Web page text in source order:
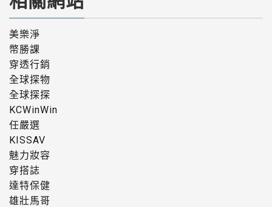
美樂淨
幣勝課
穿透行銷
全球探物
全球探探
KCWinWin
任嚴選
KISSAV
魅力妝容
穿搭誌
達特保健
雄壯馬哥